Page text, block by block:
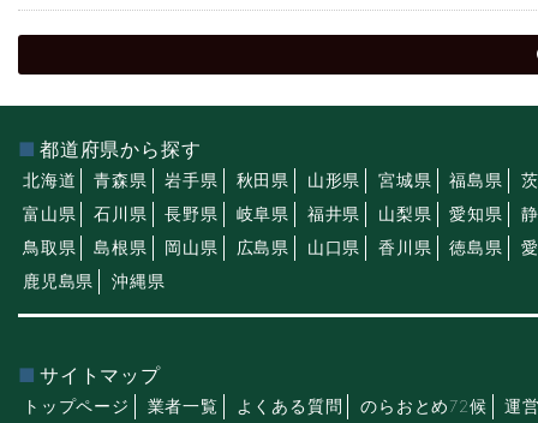
都道府県から探す
北海道 青森県 岩手県 秋田県 山形県 宮城県 福島県
富山県
石川県 長野県 岐阜県 福井県 山梨県 愛知県
鳥取県
島根県 岡山県 広島県 山口県 香川県 徳島県
鹿児島県
沖縄県
サイトマップ
トップページ 業者一覧 よくある質問 のらおとめ72候 運